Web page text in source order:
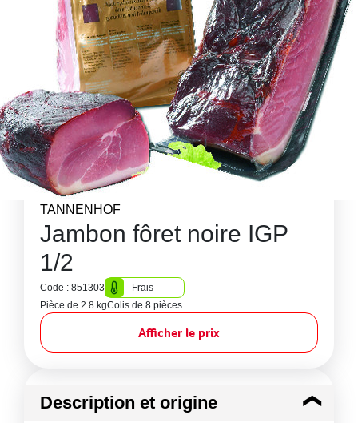
TANNENHOF
Jambon fôret noire IGP
1/2
Code : 851303
Frais
Pièce de 2.8 kgColis de 8 pièces
Afficher le prix
Description et origine